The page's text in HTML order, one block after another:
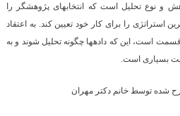
و نوع تحلیل است که انتخاب­های پژوهشگر را
را برای کار خود تعیین کند. به اعتقاد
است، این که داده­ها چگونه تحلیل شوند و به
بسیاری است.
شده توسط خانم دکتر مهران